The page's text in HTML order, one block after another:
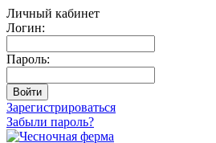
Личный кабинет
Логин:
Пароль:
Зарегистрироваться
Забыли пароль?